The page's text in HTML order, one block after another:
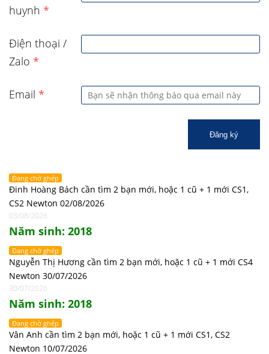
huynh *
Điện thoại /
Zalo *
Email *
Đăng ký
Đang chờ ghép
Đinh Hoàng Bách cần tìm 2 bạn mới, hoặc 1 cũ + 1 mới CS1,
CS2 Newton 02/08/2026
03/08/2026
Năm sinh: 2018
Đang chờ ghép
Nguyễn Thị Hương cần tìm 2 bạn mới, hoặc 1 cũ + 1 mới CS4
Newton 30/07/2026
30/07/2026
Năm sinh: 2018
Đang chờ ghép
Vân Anh cần tìm 2 bạn mới, hoặc 1 cũ + 1 mới CS1, CS2
Newton 10/07/2026